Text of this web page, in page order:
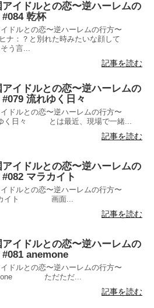
イドルとの恋〜逆ハーレムの
乾杯
ドルとの恋〜逆ハーレムの行方〜
ナ：？と別れた時みたいな顔して
言...
記事を読む
イドルとの恋〜逆ハーレムの
流れゆく日々
ドルとの恋〜逆ハーレムの行方〜
く日々 とは最近、現場で一緒...
記事を読む
イドルとの恋〜逆ハーレムの
マラカイト
ドルとの恋〜逆ハーレムの行方〜
カイト 画面...
記事を読む
イドルとの恋〜逆ハーレムの
anemone
ドルとの恋〜逆ハーレムの行方〜
ただただ...
記事を読む